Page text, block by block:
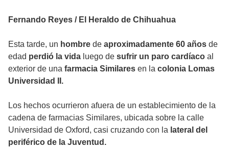
Fernando Reyes / El Heraldo de Chihuahua
Esta tarde, un hombre de aproximadamente 60 años de
edad perdió la vida luego de sufrir un paro cardíaco al
exterior de una farmacia Similares en la colonia Lomas
Universidad II.
Los hechos ocurrieron afuera de un establecimiento de la
cadena de farmacias Similares, ubicada sobre la calle
Universidad de Oxford, casi cruzando con la lateral del
periférico de la Juventud.